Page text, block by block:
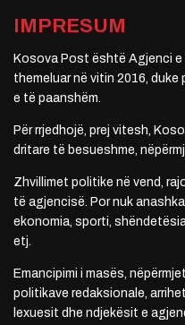
IMPRESUM
Kosova Post është Agjenci e
themeluar në vitin 2016, duke
e të paanshëm.
Për rrjedhojë, prej vitesh,
dritare të besueshme,
Zhvillimet politike në vend,
të agjencisë. Por nuk
ekonomia, sporti,
etj.
Emancipimi i masës,
politikave redaksionale,
lexuesit dhe ndjekësit e